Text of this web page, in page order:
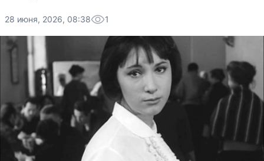
28 июня, 2026, 08:38 1